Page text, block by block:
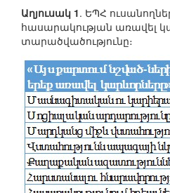
Աղյուսակ 1. ԵՊՀ
հասարակության առավել
տարածվածությունը։